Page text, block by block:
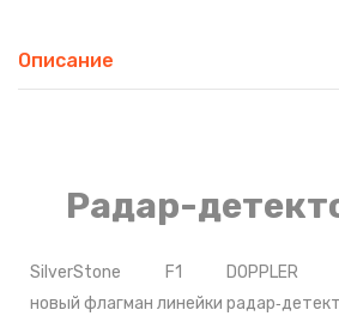
Описание
Радар-
SilverStone F1
новый флагман линейки